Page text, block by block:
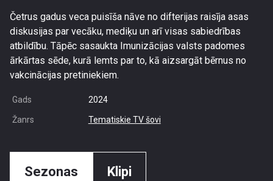
Četrus gadus veca puisīša nāve no difterijas raisīja asas
diskusijas par vecāku, mediķu un arī visas sabiedrības
atbildību. Tāpēc sasaukta Imunizācijas valsts padomes
ārkārtas sēde, kurā lemts par to, kā aizsargāt bērnus no
vakcinācijas pretiniekiem.
Gads 2024
Žanrs Tematiskie TV šovi
Sezonas Klipi